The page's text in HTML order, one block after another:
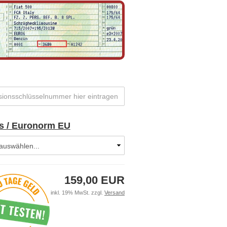
/ Euronorm EU
159,00 EUR
inkl. 19% MwSt. zzgl. Versand